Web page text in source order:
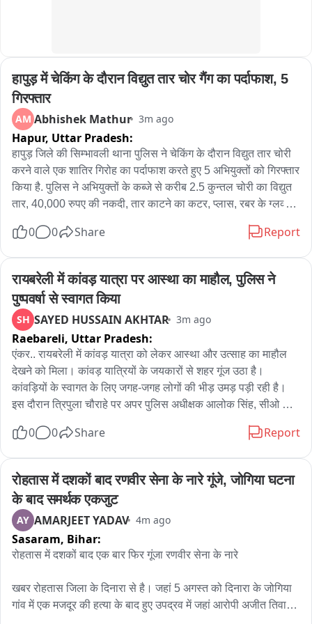
हापुड़ में चेकिंग के दौरान विद्युत तार चोर गैंग का पर्दाफाश, 5
गिरफ्तार
AM Abhishek Mathur 3m ago
Hapur, Uttar Pradesh:
हापुड़ जिले की सिम्भावली थाना पुलिस ने चेकिंग के दौरान विद्युत तार चोरी
करने वाले एक शातिर गिरोह का पर्दाफाश करते हुए 5 अभियुक्तों को गिरफ्तार
किया है. पुलिस ने अभियुक्तों के कब्जे से करीब 2.5 कुन्तल चोरी का विद्युत
तार, 40,000 रुपए की नकदी, तार काटने का कटर, प्लास, रबर के ग्लव्स,
वेन्यू कार व रॉयल एनफील्ड बाइक बरामद की हैं. पकड़े गए अभियुक्तों की
निवासी बिजनौर के रूप में हुई है. पूछताछ में अभियुक्तों ने बाबूगढ़, बहादुरगढ़,
गाजियाबाद, मेरठ और संभल जैसे कई क्षेत्रों में विद्युत तार चोरी की घटनाओं
को अंजाम देना स्वीकार किया है. पुलिस के अनुसार गिरफ्तार अभियुक्त बेहद
शातिर किस्म के अपराधी हैं, जिन पर गाजियाबाद, संभल, बिजनौर और हापुड़
में विद्युत तार चोरी और आर्म्स एक्ट से संबंधित 7 दर्जन 84 से भी अधिक
आपराधिक मामले दर्ज हैं. फिलहाल, पुलिस ने संबंधित धाराओं में केस दर्ज कर
सभी अभियुक्तों के खिलाफ कार्रवाई शुरू कर दी है.
0 0 Share Report
रायबरेली में कांवड़ यात्रा पर आस्था का माहौल, पुलिस ने
पुष्पवर्षा से स्वागत किया
SH SAYED HUSSAIN AKHTAR 3m ago
Raebareli, Uttar Pradesh:
एंकर.. रायबरेली में कांवड़ यात्रा को लेकर आस्था और उत्साह का माहौल
देखने को मिला। कांवड़ यात्रियों के जयकारों से शहर गूंज उठा है।
कांवड़ियों के स्वागत के लिए जगह-जगह लोगों की भीड़ उमड़ पड़ी रही है।
इस दौरान त्रिपुला चौराहे पर अपर पुलिस अधीक्षक आलोक सिंह, सीओ
कांवड़ियों पर पुष्पवर्षा कर उनका स्वागत किया। पुलिस अधिकारियों ने
शुभकामनाएं दीं। वहीं, समाजवादी पार्टी के प्रदेश सचिव डॉ. शशिकांत शर्मा ने
भी ढोल-नगाड़ों के साथ कांवड़ियों का स्वागत किया। उन्होंने पुष्पवर्षा कर
कांवड़ियों का उत्साह वर्धन किया
0 0 Share Report
रोहतास में दशकों बाद रणवीर सेना के नारे गूंजे, जोगिया घटना
के बाद समर्थक एकजुट
AY AMARJEET YADAV 4m ago
Sasaram, Bihar:
रोहतास में दशकों बाद एक बार फिर गूंजा रणवीर सेना के नारे
खबर रोहतास जिला के दिनारा से है। जहां 5 अगस्त को दिनारा के जोगिया
गांव में एक मजदूर की हत्या के बाद हुए उपद्रव में जहां आरोपी अजीत तिवारी